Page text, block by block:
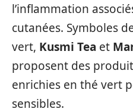
l’inflammation
cutanées. Symboles
vert, Kusmi Tea et
proposent des
enrichies en thé vert
sensibles.